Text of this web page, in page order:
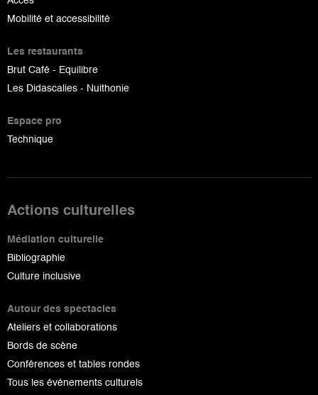
Mobilité et accessibilité
Les restaurants
Brut Café - Equilibre
Les Didascalies - Nuithonie
Espace pro
Technique
Actions culturelles
Médiation culturelle
Bibliographie
Culture inclusive
Autour des spectacles
Ateliers et collaborations
Bords de scène
Conférences et tables rondes
Tous les événements culturels